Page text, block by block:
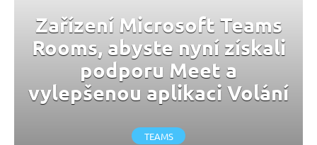
Zařízení Microsoft Teams
Rooms, abyste nyní získali
podporu Meet a
vylepšenou aplikaci Volání
TEAMS